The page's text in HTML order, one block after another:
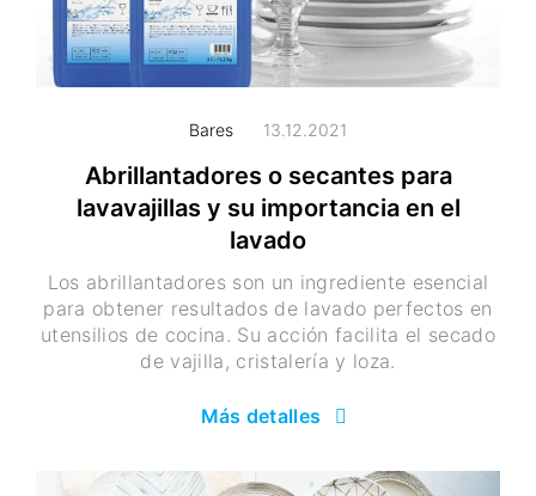
Bares 13.12.2021
Abrillantadores o secantes para
lavavajillas y su importancia en el
lavado
Los abrillantadores son un ingrediente esencial
para obtener resultados de lavado perfectos en
utensilios de cocina. Su acción facilita el secado
de vajilla, cristalería y loza.
Más detalles